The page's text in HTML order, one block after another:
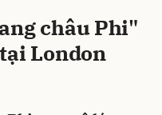
châu Phi"
London